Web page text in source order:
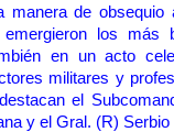
manera de
los más
en un acto
militares y
el
y el Gral. (R)